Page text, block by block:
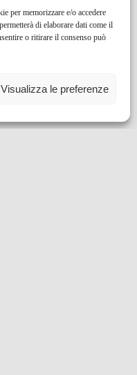
per memorizzare e/o accedere
di elaborare dati come il
o ritirare il consenso può
Visualizza le preferenze